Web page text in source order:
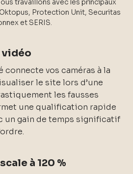
travaillons avec les principaux
Protection Unit, Securitas
et SERIS.
vidéo
vos caméras à la
le site lors d’une
les fausses
une qualification rapide
un gain de temps significatif
à 120 %